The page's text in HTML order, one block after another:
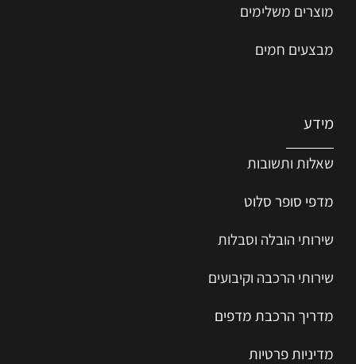
מוצרים משלימים
מבצעים חמים
מידע
שאלות ותשובות
מדפי סופר סלוט
שירותי הובלה וסבלות
שירותי הרכבה וקיבועים
מדריך הרכבת מדפים
מדיניות פרטיות